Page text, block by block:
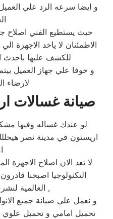
و ايضا سرعه الرد علي
حيث يستطيع الفني اصلاح
الاطمئنان لا ياخد الاجهزة
للكشف عليها باحدث
و خوفا علي جهاز العميل
لارضاء
صيانة غسالات
لو عندك غساله وفيها
اريستون في مدينة نصر
لا تعد الان اصلاح الاجهزة
التكنولوجيا اصبحنا
العالمية لنشرف بلدنا مدينة نصر ,
و نعمل علي صيانة جميع